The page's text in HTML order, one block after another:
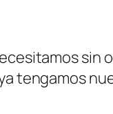
sin
tengamos